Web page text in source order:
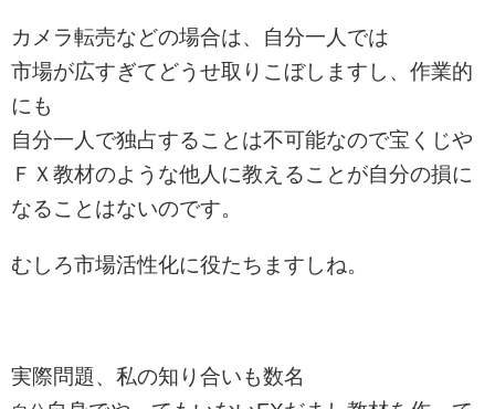
カメラ転売などの場合は、自分一人では
市場が広すぎてどうせ取りこぼしますし、作業的
にも
自分一人で独占することは不可能なので宝くじや
ＦＸ教材のような他人に教えることが自分の損に
なることはないのです。
むしろ市場活性化に役たちますしね。
実際問題、私の知り合いも数名